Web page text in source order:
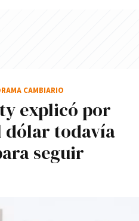
explicó por
dólar todavía
seguir
CAMBIARIO